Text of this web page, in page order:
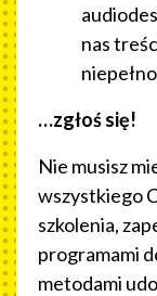
nas
…zgłoś się!
Nie musisz
wszystkiego
szkolenia,
programami
metodami